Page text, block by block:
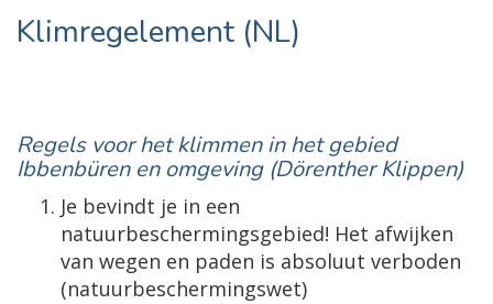
Klimregelement (NL)
Regels voor het klimmen in het gebied
Ibbenbüren en omgeving (Dörenther Klippen)
Je bevindt je in een
natuurbeschermingsgebied! Het afwijken
van wegen en paden is absoluut verboden
(natuurbeschermingswet)